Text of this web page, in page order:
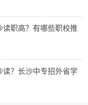
职高？有哪些职校推
？长沙中专招外省学